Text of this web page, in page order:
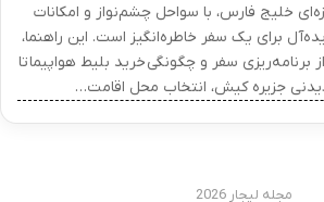
خلیج فارس، با سواحل چشم‌نواز و امکانات
برای یک سفر خاطره‌انگیز است. این راهنما،
برنامه‌ریزی سفر و چگونگی خرید بلیط هواپیما تا
جزیره کیش، انتخاب محل اقامت…
مجله لیجار 2026